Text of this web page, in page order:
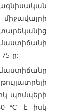
ը:
պոմպերի
℃ է, իսկ